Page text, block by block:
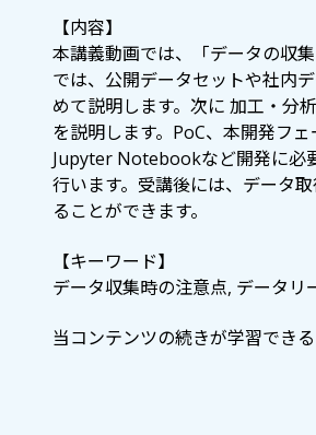
【内容】
本講義動画では、「データの収
では、公開データセットや社内
めて説明します。次に 加工・分
を説明します。PoC、本開発フ
Jupyter Notebookなど開発に必
行います。受講後には、データ
ることができます。
【キーワード】
データ収集時の注意点, データリ
当コンテンツの続きが学習でき